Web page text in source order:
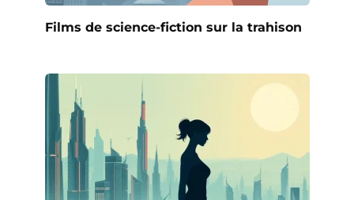
Films de science-fiction sur la trahison